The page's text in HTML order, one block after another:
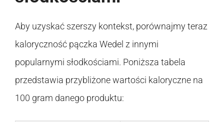
Aby uzyskać szerszy kontekst, porównajmy teraz
kaloryczność pączka Wedel z innymi
popularnymi słodkościami. Poniższa tabela
przedstawia przybliżone wartości kaloryczne na
100 gram danego produktu: